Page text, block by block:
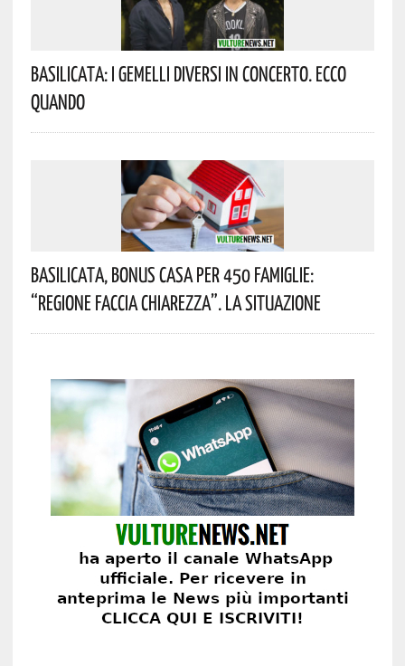
Basilicata: I Gemelli DiVersi In Concerto. Ecco
Quando
Basilicata, Bonus Casa Per 450 Famiglie:
“Regione Faccia Chiarezza”. La Situazione